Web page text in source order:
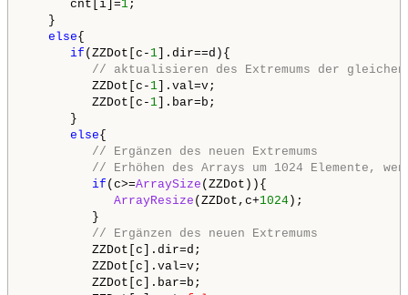
cnt[i]=1;
}
else{
if (ZZDot[c- 1 ].dir==d){
// aktualisieren des Extremums der gleichen
ZZDot[c- 1 ].val=v;
ZZDot[c- 1 ].bar=b;
}
else{
// Ergänzen des neuen Extremums
// Erhöhen des Arrays um 1024 Elemente,
if (c>=ArraySize (ZZDot)){
ArrayResize (ZZDot,c+1024 );
}
// Ergänzen des neuen Extremums
ZZDot[c].dir=d;
ZZDot[c].val=v;
ZZDot[c].bar=b;